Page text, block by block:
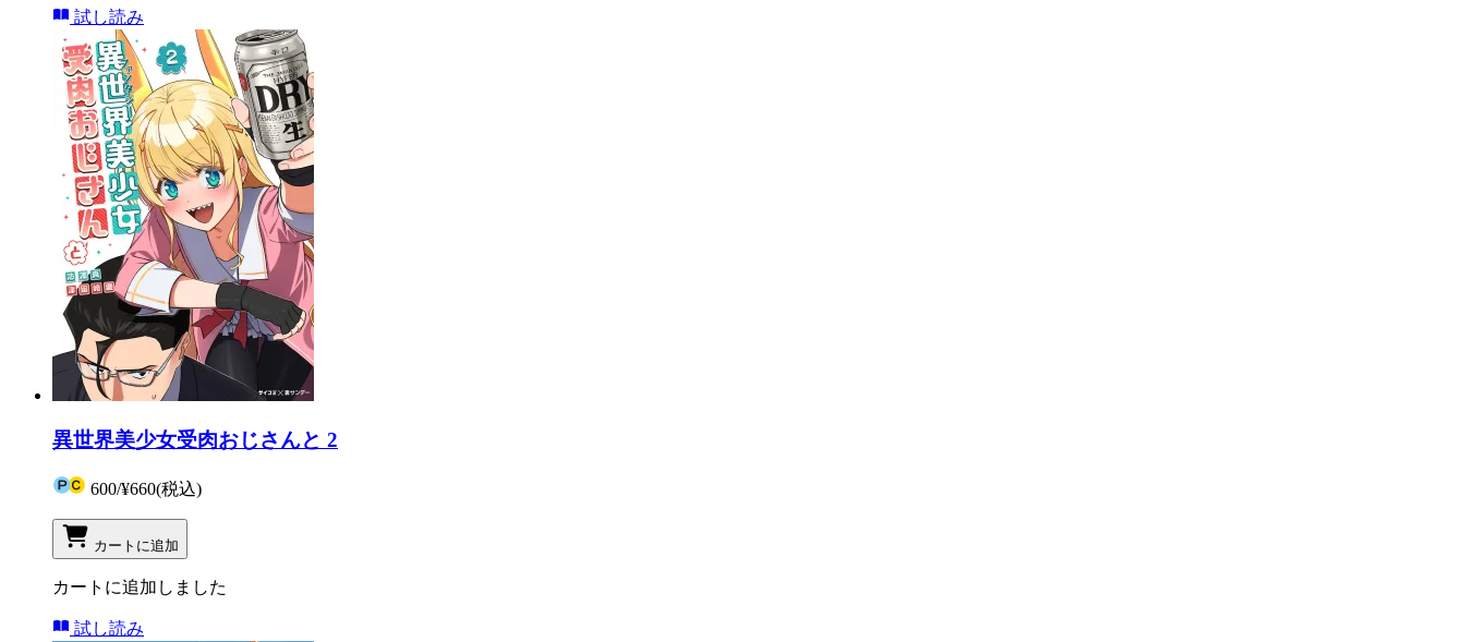
試し読み
異世界美少女受肉おじさんと 2
600/¥660(税込)
カートに追加
カートに追加しました
試し読み